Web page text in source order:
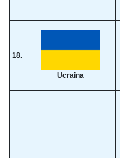
18.
Ucraina